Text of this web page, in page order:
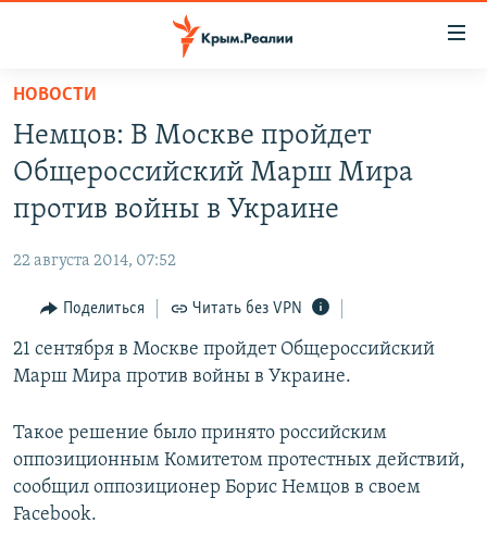
Вернуться
основному
содержанию
главной
навигации
Вернутся
поиску
СПЕЦПРОЕКТЫ
11 ЛЕТ ОККУПАЦИИ КРЫМА. 11 ИСТОРИЙ СОПРОТИВЛЕНИЯ
ЕЩЕ
ИНТЕРАКТИВ
ИНФОГРАФИКА
ТЕЛЕПРОЕКТ КРЫМ.РЕАЛИИ
СОВЕТЫ ПРАВОЗАЩИТНИКОВ
ПРОПАВШИЕ БЕЗ ВЕСТИ
ПОБЕДИТЕЛЕЙ НЕ СУДЯТ?
РАДІО СВОБОДА
КАК ОБОЙТИ БЛОКИРОВКУ
Qırımtatar
ПРИСОЕДИНЯЙТЕСЬ!
НОВОСТИ
Немцов: В Москве пройдет
Общероссийский Марш Мира
против войны в Украине
22 августа 2014, 07:52
Поделиться Читать без VPN
21 сентября в Москве пройдет Общероссийский
Марш Мира против войны в Украине.
Такое решение было принято российским
оппозиционным Комитетом протестных действий,
сообщил оппозиционер Борис Немцов в своем
Facebook.